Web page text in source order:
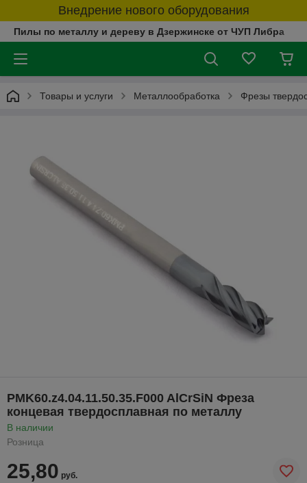
Внедрение нового оборудования
Пилы по металлу и дереву в Дзержинске от ЧУП Либра
Товары и услуги Металлообработка Фрезы
PMK60.z4.04.11.50.35.F000 AlCrSiN Фреза
концевая твердосплавная по металлу
В наличии
Розница
25,80 руб.